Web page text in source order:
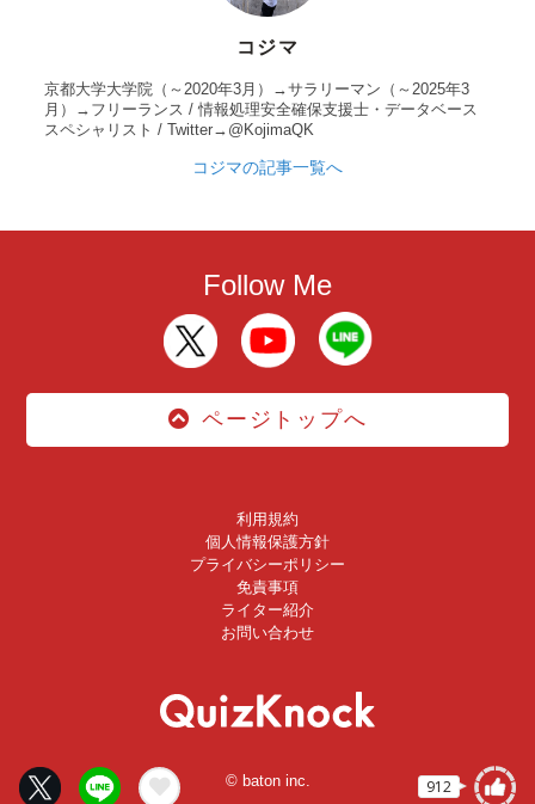
912
コジマ
京都大学大学院（～2020年3月）→サラリーマン（～2025年3
月）→フリーランス / 情報処理安全確保支援士・データベース
スペシャリスト / Twitter→@KojimaQK
コジマの記事一覧へ
Follow Me
ページトップへ
利用規約
個人情報保護方針
プライバシーポリシー
免責事項
ライター紹介
お問い合わせ
© baton inc.